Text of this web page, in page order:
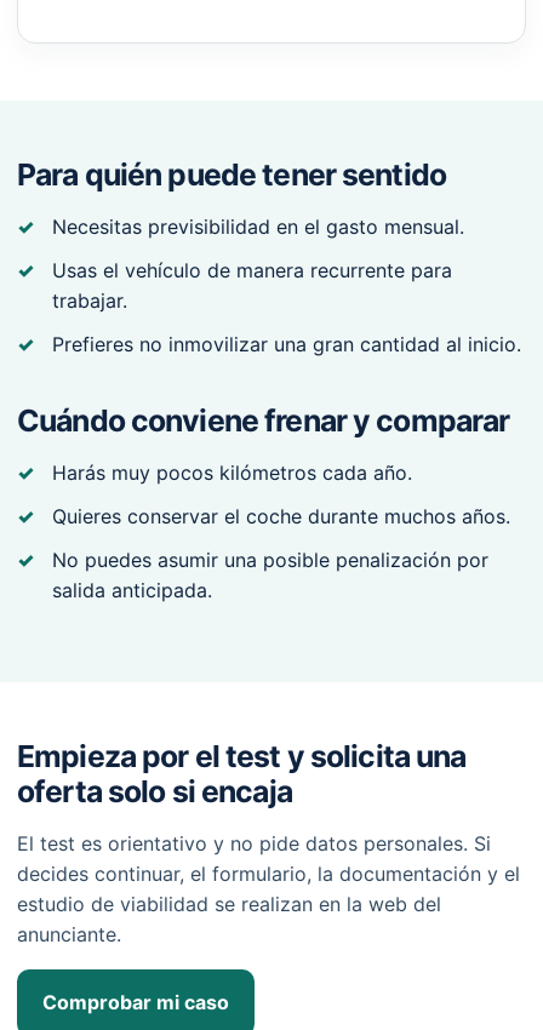
Para quién puede tener sentido
Necesitas previsibilidad en el gasto mensual.
Usas el vehículo de manera recurrente para
trabajar.
Prefieres no inmovilizar una gran cantidad al inicio.
Cuándo conviene frenar y comparar
Harás muy pocos kilómetros cada año.
Quieres conservar el coche durante muchos años.
No puedes asumir una posible penalización por
salida anticipada.
Empieza por el test y solicita una
oferta solo si encaja
El test es orientativo y no pide datos personales. Si
decides continuar, el formulario, la documentación y el
estudio de viabilidad se realizan en la web del
anunciante.
Comprobar mi caso